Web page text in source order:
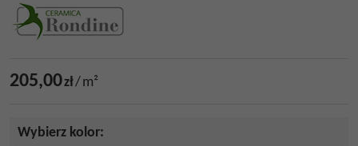
205,00zł/m²
Wybierz kolor: